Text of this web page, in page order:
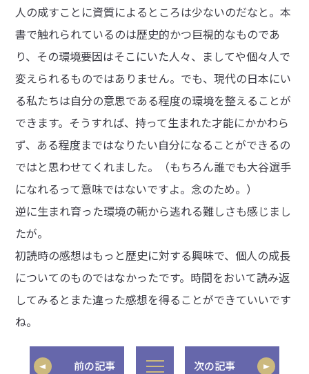
人の成すことに資質によるところは少ないのだなと。本
書で触れられているのは歴史的かつ巨視的なものであ
り、その環境要因はそこにいた人々、ましてや個々人で
変えられるものではありません。でも、現代の日本にい
る私たちは自分の意思である程度の環境を整えることが
できます。そうすれば、持って生まれた才能にかかわら
ず、ある程度まではなりたい自分になることができるの
ではと思わせてくれました。（もちろん誰でも大谷選手
になれるって意味ではないですよ。念のため。）
逆に生まれ育った環境の軛から逃れる難しさも感じまし
たが。
初読時の感想はもっと歴史に対する興味で、個人の成長
についてのものではなかったです。時間をおいて読み返
してみるとまた違った感想を得ることができていいです
ね。
前の記事 次の記事